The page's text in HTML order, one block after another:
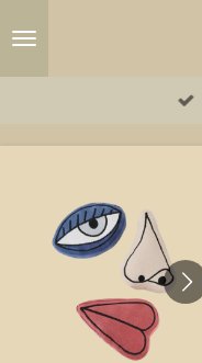
hoofdinhoud